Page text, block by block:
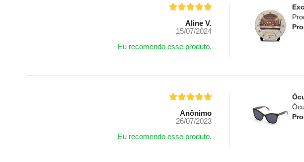
Aline V.
15/07/2024
Eu recomendo esse produto.
Anônimo
26/07/2023
Eu recomendo esse produto.